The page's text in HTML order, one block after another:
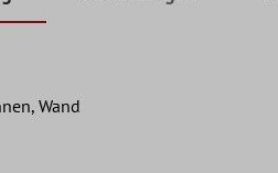
Wand